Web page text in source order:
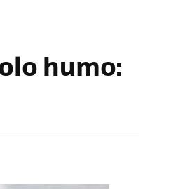
humo: